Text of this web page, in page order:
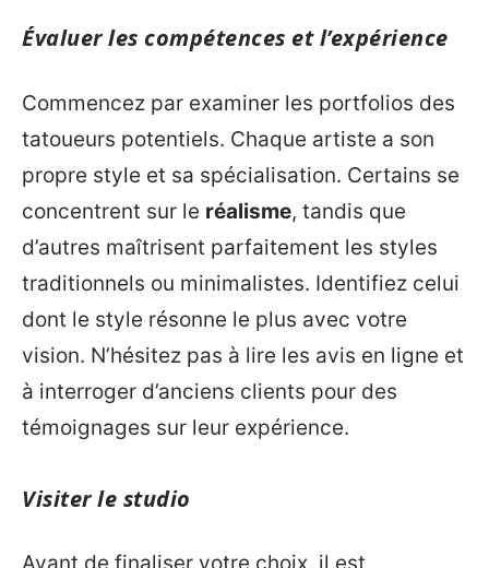
Évaluer les compétences et l’expérience
Commencez par examiner les portfolios des
tatoueurs potentiels. Chaque artiste a son
propre style et sa spécialisation. Certains se
concentrent sur le réalisme, tandis que
d’autres maîtrisent parfaitement les styles
traditionnels ou minimalistes. Identifiez celui
dont le style résonne le plus avec votre
vision. N’hésitez pas à lire les avis en ligne et
à interroger d’anciens clients pour des
témoignages sur leur expérience.
Visiter le studio